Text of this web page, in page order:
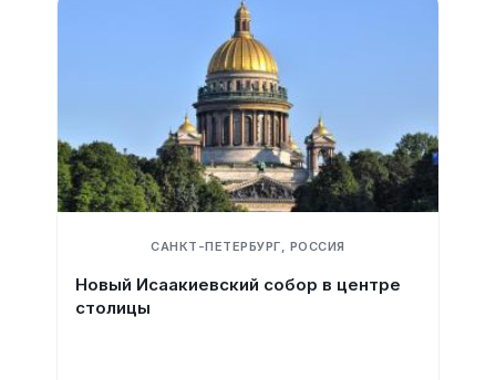
САНКТ-ПЕТЕРБУРГ, РОССИЯ
Новый Исаакиевский собор в центре
столицы